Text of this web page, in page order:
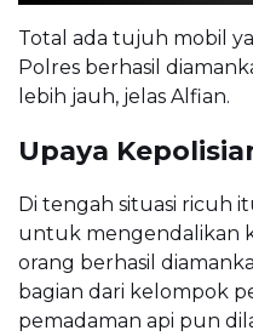
Total ada tujuh mobil
Polres berhasil
lebih jauh, jelas Alfian.
Upaya
Di tengah situasi ricuh
untuk mengendalikan
orang berhasil
bagian dari kelompok
pemadaman api pun